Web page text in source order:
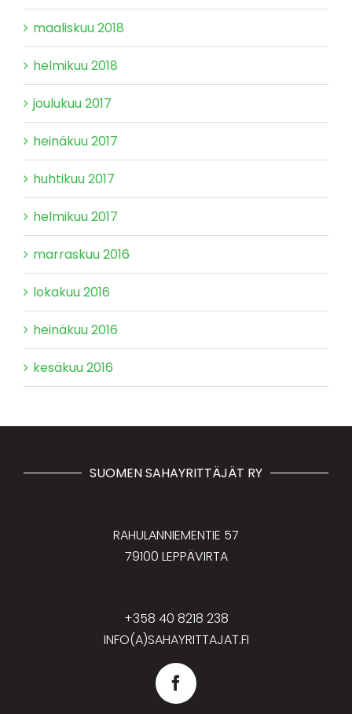
maaliskuu 2018
helmikuu 2018
joulukuu 2017
heinäkuu 2017
huhtikuu 2017
helmikuu 2017
marraskuu 2016
lokakuu 2016
heinäkuu 2016
kesäkuu 2016
SUOMEN SAHAYRITTÄJÄT RY
RAHULANNIEMENTIE 57
79100 LEPPÄVIRTA
+358 40 8218 238
INFO(A)SAHAYRITTAJAT.FI